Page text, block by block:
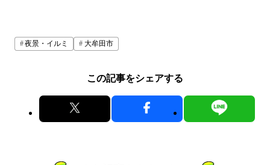
夜景・イルミ 大牟田市
この記事をシェアする